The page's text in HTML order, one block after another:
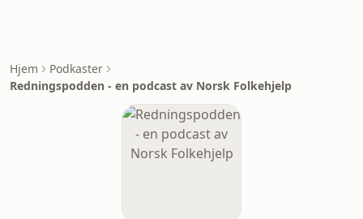
Hjem
Podkaster
Redningspodden - en podcast av Norsk Folkehjelp